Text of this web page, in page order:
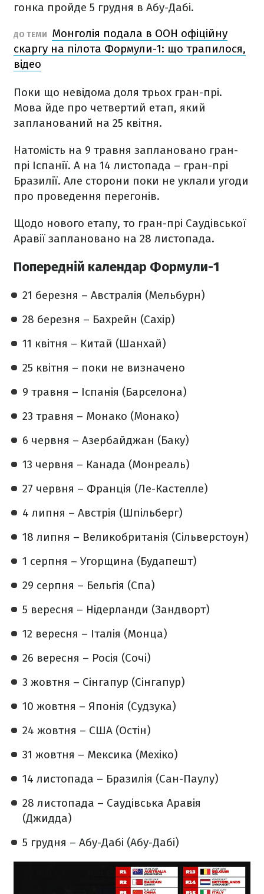
гонка пройде 5 грудня в Абу-Дабі.
ДО ТЕМИ
Монголія подала в ООН офіційну
скаргу на пілота Формули-1: що трапилося,
відео
Поки що невідома доля трьох гран-прі.
Мова йде про четвертий етап, який
запланований на 25 квітня.
Натомість на 9 травня заплановано гран-
прі Іспанії. А на 14 листопада – гран-прі
Бразилії. Але сторони поки не уклали угоди
про проведення перегонів.
Щодо нового етапу, то гран-прі Саудівської
Аравії заплановано на 28 листопада.
Попередній календар Формули-1
21 березня – Австралія (Мельбурн)
28 березня – Бахрейн (Сахір)
11 квітня – Китай (Шанхай)
25 квітня – поки не визначено
9 травня – Іспанія (Барселона)
23 травня – Монако (Монако)
6 червня – Азербайджан (Баку)
13 червня – Канада (Монреаль)
27 червня – Франція (Ле-Кастелле)
4 липня – Австрія (Шпільберг)
18 липня – Великобританія (Сільверстоун)
1 серпня – Угорщина (Будапешт)
29 серпня – Бельгія (Спа)
5 вересня – Нідерланди (Зандворт)
12 вересня – Італія (Монца)
26 вересня – Росія (Сочі)
3 жовтня – Сінгапур (Сінгапур)
10 жовтня – Японія (Судзука)
24 жовтня – США (Остін)
31 жовтня – Мексика (Мехіко)
14 листопада – Бразилія (Сан-Паулу)
28 листопада – Саудівська Аравія
(Джидда)
5 грудня – Абу-Дабі (Абу-Дабі)